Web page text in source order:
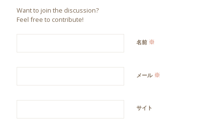
Want to join the discussion?
Feel free to contribute!
名前 ※
メール ※
サイト